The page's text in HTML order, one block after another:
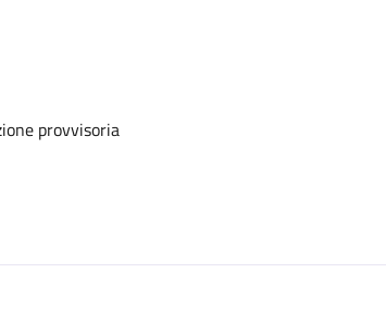
provvisoria